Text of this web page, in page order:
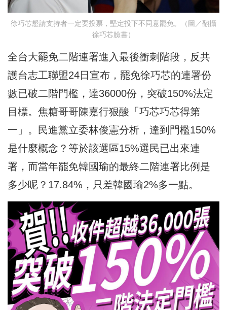
徐巧芯懇請支持者一定要投票，堅定投下不同意罷免。（圖／翻攝
徐巧芯臉書）
全台大罷免二階連署進入最後衝刺階段，反共
護台志工聯盟24日宣布，罷免徐巧芯的連署份
數已破二階門檻，達36000份，突破150%法定
目標。焦糖哥哥陳嘉行狠酸「巧芯巧芯得第
一」。民進黨立委林俊憲分析，達到門檻150%
是什麼概念？等於該選區15%選民已出來連
署，而當年罷免韓國瑜的最終二階連署比例是
多少呢？17.84%，只差韓國瑜2%多一點。